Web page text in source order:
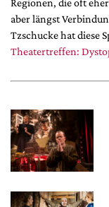
Regionen, die oft
aber längst
Tzschucke hat diese
Theatertreffen: